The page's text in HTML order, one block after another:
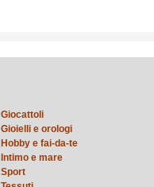
Giocattoli
Gioielli e orologi
Hobby e fai-da-te
Intimo e mare
Sport